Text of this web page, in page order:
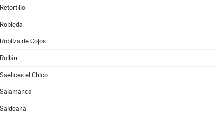
Retortillo
Robleda
Robliza de Cojos
Rollán
Saelices el Chico
Salamanca
Saldeana